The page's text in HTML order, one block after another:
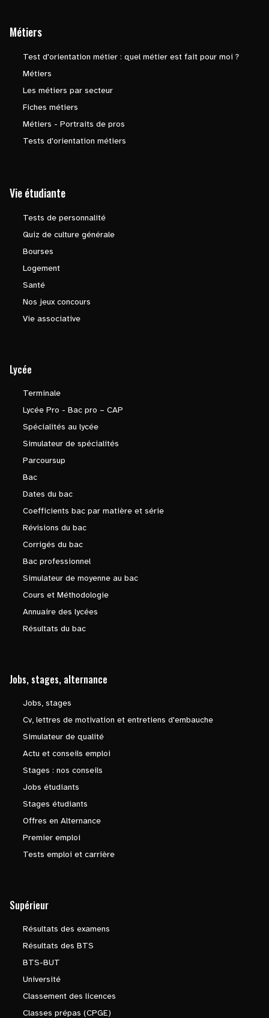
Métiers
Test d'orientation métier : quel métier est fait pour moi ?
Métiers
Les métiers par secteur
Fiches métiers
Métiers - Portraits de pros
Tests d'orientation métiers
Vie étudiante
Tests de personnalité
Quiz de culture générale
Bourses
Logement
Santé
Nos jeux concours
Vie associative
Lycée
Terminale
Lycée Pro - Bac pro – CAP
Spécialités au lycée
Simulateur de spécialités
Parcoursup
Bac
Dates du bac
Coefficients bac par matière et série
Révisions du bac
Corrigés du bac
Bac professionnel
Simulateur de moyenne au bac
Cours et Méthodologie
Annuaire des lycées
Résultats du bac
Jobs, stages, alternance
Jobs, stages
Cv, lettres de motivation et entretiens d'embauche
Simulateur de qualité
Actu et conseils emploi
Stages : nos conseils
Jobs étudiants
Stages étudiants
Offres en Alternance
Premier emploi
Tests emploi et carrière
Supérieur
Résultats des examens
Résultats des BTS
BTS-BUT
Université
Classement des licences
Classes prépas (CPGE)